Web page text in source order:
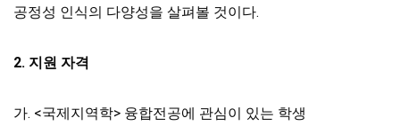
공정성 인식의 다양성을 살펴볼 것이다.
2. 지원 자격
가. <국제지역학> 융합전공에 관심이 있는 학생